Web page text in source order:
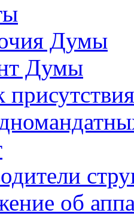
Думы
Думы
об